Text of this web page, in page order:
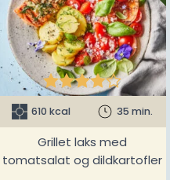

610 kcal 35 min.
Grillet laks med
tomatsalat og dildkartofler